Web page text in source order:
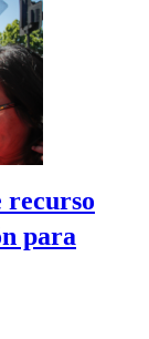
recurso
para